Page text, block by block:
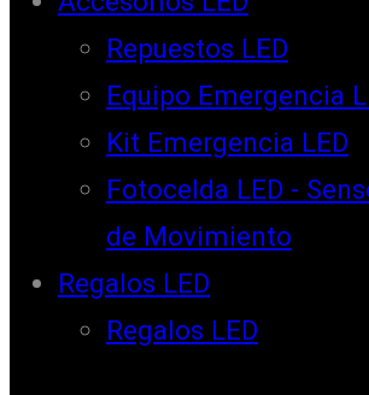
Repuestos LED
Equipo Emergencia
Kit Emergencia LED
Fotocelda LED -
de Movimiento
Regalos LED
Regalos LED